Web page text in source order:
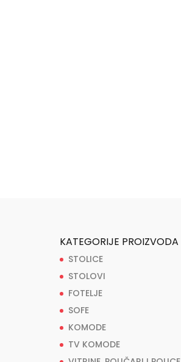
KATEGORIJE PROIZVODA
STOLICE
STOLOVI
FOTELJE
SOFE
KOMODE
TV KOMODE